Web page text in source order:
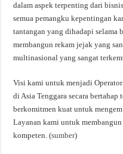
dalam aspek terpenting dari
semua pemangku kepentingan
tantangan yang dihadapi selama
membangun rekam jejak yang
multinasional yang sangat
Visi kami untuk menjadi
di Asia Tenggara secara
berkomitmen kuat untuk
Layanan kami untuk
kompeten. (sumber)